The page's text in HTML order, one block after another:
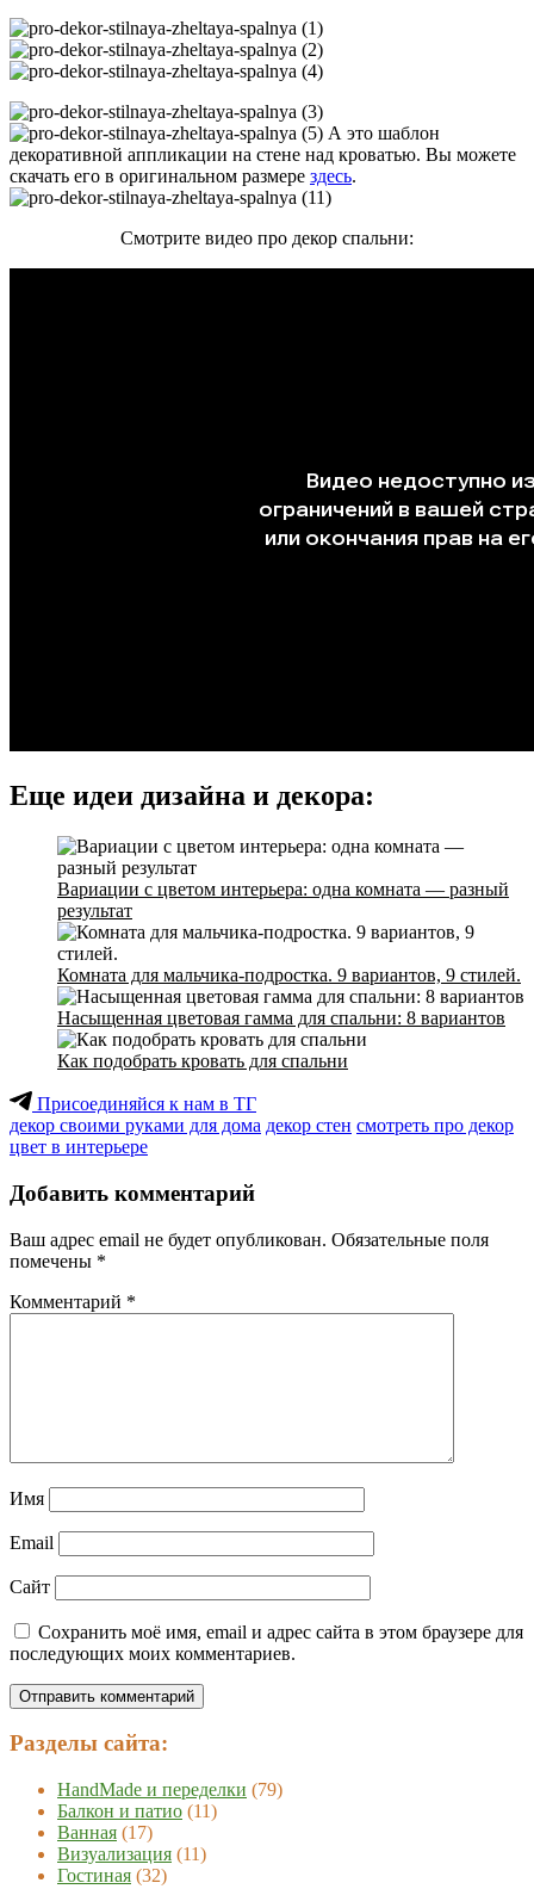
А это шаблон
декоративной аппликации на стене над кроватью. Вы можете
скачать его в оригинальном размере здесь.
Смотрите видео про декор спальни:
Еще идеи дизайна и декора:
Вариации с цветом интерьера: одна комната — разный
результат
Комната для мальчика-подростка. 9 вариантов, 9 стилей.
Насыщенная цветовая гамма для спальни: 8 вариантов
Как подобрать кровать для спальни
Присоединяйся к нам в ТГ
декор своими руками для дома декор стен смотреть про декор
цвет в интерьере
Добавить комментарий
Ваш адрес email не будет опубликован. Обязательные поля
помечены *
Комментарий *
Имя
Email
Сайт
Сохранить моё имя, email и адрес сайта в этом браузере для
последующих моих комментариев.
Разделы сайта:
HandMade и переделки (79)
Балкон и патио (11)
Ванная (17)
Визуализация (11)
Гостиная (32)